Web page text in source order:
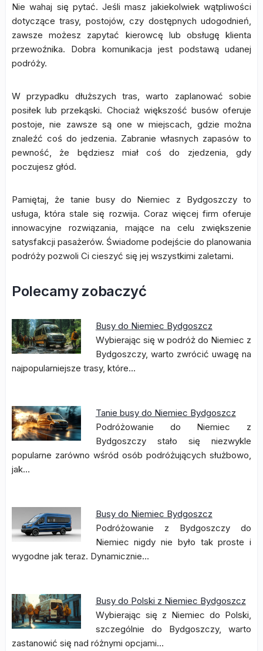
Nie wahaj się pytać. Jeśli masz jakiekolwiek wątpliwości
dotyczące trasy, postojów, czy dostępnych udogodnień,
zawsze możesz zapytać kierowcę lub obsługę klienta
przewoźnika. Dobra komunikacja jest podstawą udanej
podróży.
W przypadku dłuższych tras, warto zaplanować sobie
posiłek lub przekąski. Chociaż większość busów oferuje
postoje, nie zawsze są one w miejscach, gdzie można
znaleźć coś do jedzenia. Zabranie własnych zapasów to
pewność, że będziesz miał coś do zjedzenia, gdy
poczujesz głód.
Pamiętaj, że tanie busy do Niemiec z Bydgoszczy to
usługa, która stale się rozwija. Coraz więcej firm oferuje
innowacyjne rozwiązania, mające na celu zwiększenie
satysfakcji pasażerów. Świadome podejście do planowania
podróży pozwoli Ci cieszyć się jej wszystkimi zaletami.
Polecamy zobaczyć
Busy do Niemiec Bydgoszcz
Wybierając się w podróż do Niemiec z
Bydgoszczy, warto zwrócić uwagę na
najpopularniejsze trasy, które…
Tanie busy do Niemiec Bydgoszcz
Podróżowanie do Niemiec z
Bydgoszczy stało się niezwykle
popularne zarówno wśród osób podróżujących służbowo,
jak…
Busy do Niemiec Bydgoszcz
Podróżowanie z Bydgoszczy do
Niemiec nigdy nie było tak proste i
wygodne jak teraz. Dynamicznie…
Busy do Polski z Niemiec Bydgoszcz
Wybierając się z Niemiec do Polski,
szczególnie do Bydgoszczy, warto
zastanowić się nad różnymi opcjami…